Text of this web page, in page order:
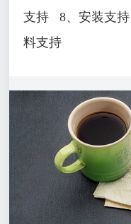
支持
8、安装支持
料支持